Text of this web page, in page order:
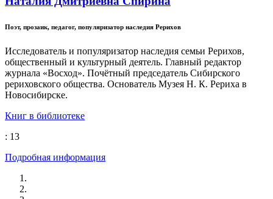
Поэт, прозаик, педагог, популяризатор наследия Рерихов
Исследователь и популяризатор наследия семьи Рерихов,
общественный и культурный деятель. Главный редактор
журнала «Восход». Почётный председатель Сибирского
рериховского общества. Основатель Музея Н. К. Рериха в
Новосибирске.
Книг в библиотеке
: 13
Подробная информация